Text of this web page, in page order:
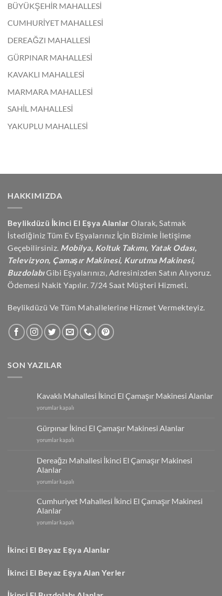
BÜYÜKŞEHİR MAHALLESİ
CUMHURİYET MAHALLESİ
DEREAĞZI MAHALLESİ
GÜRPINAR MAHALLESİ
KAVAKLI MAHALLESİ
MARMARA MAHALLESİ
SAHİL MAHALLESİ
YAKUPLU MAHALLESİ
HAKKIMIZDA
Beylikdüzü İkinci El Eşya Alanlar Olarak, Satmak
İstediğiniz Tüm Ev Eşyalarınız İçin Bizimle İletişime
Geçebilirsiniz. Mobilya, Koltuk Takımı, Yatak Odası,
Televizyon, Çamaşır Makinesi, Kurutma Makinesi,
BuzdolabıGibi Eşyalarınızı, Adresinizden Satın Alıyoruz.
Ödemesi Nakit Yapılır. 7/24 Saat Müşteri Hizmeti.
Beylikdüzü Ve Tüm Mahallelerine Hizmet Vermekteyiz.
SON YAZILAR
Kavaklı Mahallesi İkinci El Çamaşır Makinesi Alanlar
Kavaklı
El
Çamaşır
Alanlar
için
yorumlar kapalı
Gürpınar İkinci El Çamaşır Makinesi Alanlar
Gürpınar
Çamaşır
Makinesi
Alanlar
yorumlar kapalı
Dereağzı Mahallesi İkinci El Çamaşır Makinesi
Alanlar
Dereağzı
İkinci
El
Çamaşır
Makinesi
yorumlar kapalı
Cumhuriyet Mahallesi İkinci El Çamaşır Makinesi
Alanlar
Cumhuriyet
El
Çamaşır
Alanlar
yorumlar kapalı
İkinci El Beyaz Eşya Alanlar
İkinci El Beyaz Eşya Alan Yerler